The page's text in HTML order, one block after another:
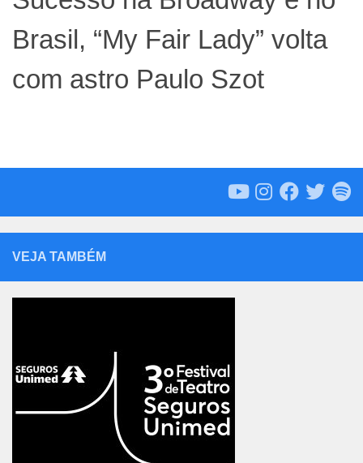
Brasil, “My Fair Lady” volta
com astro Paulo Szot
VEJA TAMBÉM